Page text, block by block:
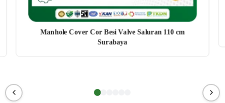
Manhole Cover Cor Besi Valve Saluran 110 cm
Surabaya